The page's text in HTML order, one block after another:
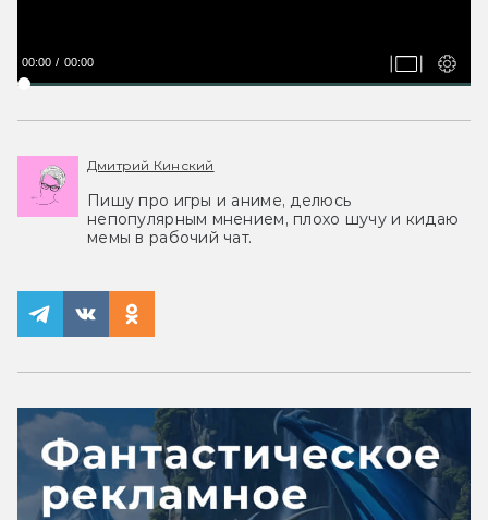
00:00 00:00
Дмитрий Кинский
Пишу про игры и аниме, делюсь
непопулярным мнением, плохо шучу и кидаю
мемы в рабочий чат.